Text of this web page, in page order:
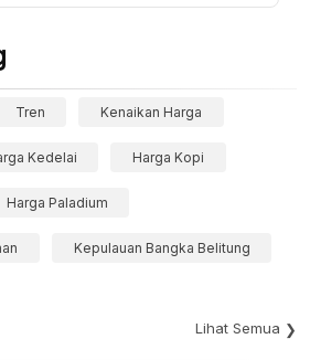
Tren Kenaikan Harga
Kedelai Harga Kopi
Harga Paladium
Kepulauan Bangka Belitung
Lihat Semua